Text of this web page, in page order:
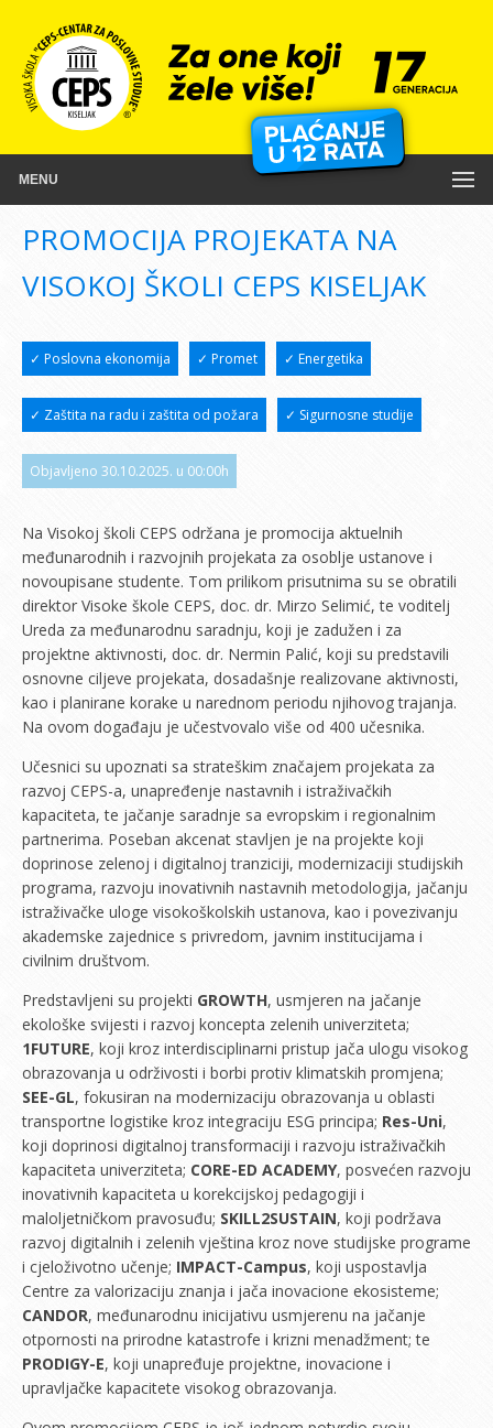
MENU
PROMOCIJA PROJEKATA NA
VISOKOJ ŠKOLI CEPS KISELJAK
✓ Poslovna ekonomija ✓ Promet ✓ Energetika
✓ Zaštita na radu i zaštita od požara ✓ Sigurnosne studije
Objavljeno 30.10.2025. u 00:00h
Na Visokoj školi CEPS održana je promocija aktuelnih
međunarodnih i razvojnih projekata za osoblje ustanove i
novoupisane studente. Tom prilikom prisutnima su se obratili
direktor Visoke škole CEPS, doc. dr. Mirzo Selimić, te voditelj
Ureda za međunarodnu saradnju, koji je zadužen i za
projektne aktivnosti, doc. dr. Nermin Palić, koji su predstavili
osnovne ciljeve projekata, dosadašnje realizovane aktivnosti,
kao i planirane korake u narednom periodu njihovog trajanja.
Na ovom događaju je učestvovalo više od 400 učesnika.
Učesnici su upoznati sa strateškim značajem projekata za
razvoj CEPS-a, unapređenje nastavnih i istraživačkih
kapaciteta, te jačanje saradnje sa evropskim i regionalnim
partnerima. Poseban akcenat stavljen je na projekte koji
doprinose zelenoj i digitalnoj tranziciji, modernizaciji studijskih
programa, razvoju inovativnih nastavnih metodologija, jačanju
istraživačke uloge visokoškolskih ustanova, kao i povezivanju
akademske zajednice s privredom, javnim institucijama i
civilnim društvom.
Predstavljeni su projekti GROWTH, usmjeren na jačanje
ekološke svijesti i razvoj koncepta zelenih univerziteta;
1FUTURE, koji kroz interdisciplinarni pristup jača ulogu visokog
obrazovanja u održivosti i borbi protiv klimatskih promjena;
SEE-GL, fokusiran na modernizaciju obrazovanja u oblasti
transportne logistike kroz integraciju ESG principa; Res-Uni,
koji doprinosi digitalnoj transformaciji i razvoju istraživačkih
kapaciteta univerziteta; CORE-ED ACADEMY, posvećen razvoju
inovativnih kapaciteta u korekcijskoj pedagogiji i
maloljetničkom pravosuđu; SKILL2SUSTAIN, koji podržava
razvoj digitalnih i zelenih vještina kroz nove studijske programe
i cjeloživotno učenje; IMPACT-Campus, koji uspostavlja
Centre za valorizaciju znanja i jača inovacione ekosisteme;
CANDOR, međunarodnu inicijativu usmjerenu na jačanje
otpornosti na prirodne katastrofe i krizni menadžment; te
PRODIGY-E, koji unapređuje projektne, inovacione i
upravljačke kapacitete visokog obrazovanja.